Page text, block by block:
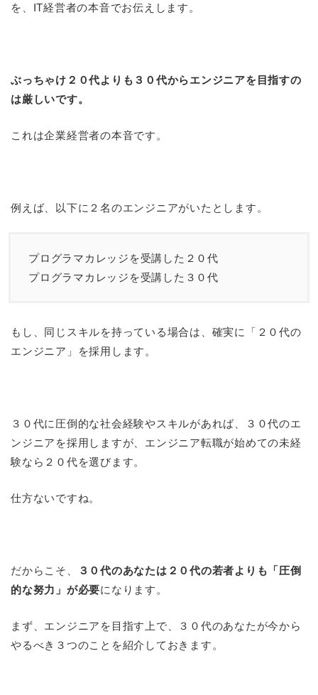
を、IT経営者の本音でお伝えします。
ぶっちゃけ２０代よりも３０代からエンジニアを目指すの
は厳しいです。
これは企業経営者の本音です。
例えば、以下に２名のエンジニアがいたとします。
プログラマカレッジを受講した２０代
プログラマカレッジを受講した３０代
もし、同じスキルを持っている場合は、確実に「２０代の
エンジニア」を採用します。
３０代に圧倒的な社会経験やスキルがあれば、３０代のエ
ンジニアを採用しますが、エンジニア転職が始めての未経
験なら２０代を選びます。
仕方ないですね。
だからこそ、
３０代のあなたは２０代の若者よりも「圧倒
的な努力」が必要になります。
まず、エンジニアを目指す上で、３０代のあなたが今から
やるべき３つのことを紹介しておきます。